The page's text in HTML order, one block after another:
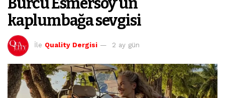
kaplumbağa sevgisi
İle Quality Dergisi 2 ay gün